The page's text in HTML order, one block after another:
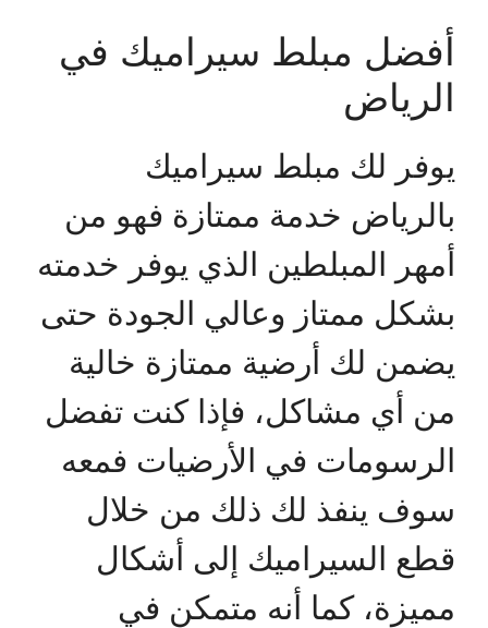
أفضل مبلط سيراميك في
الرياض
يوفر لك مبلط سيراميك
بالرياض خدمة ممتازة فهو من
أمهر المبلطين الذي يوفر خدمته
بشكل ممتاز وعالي الجودة حتى
يضمن لك أرضية ممتازة خالية
من أي مشاكل، فإذا كنت تفضل
الرسومات في الأرضيات فمعه
سوف ينفذ لك ذلك من خلال
قطع السيراميك إلى أشكال
مميزة، كما أنه متمكن في